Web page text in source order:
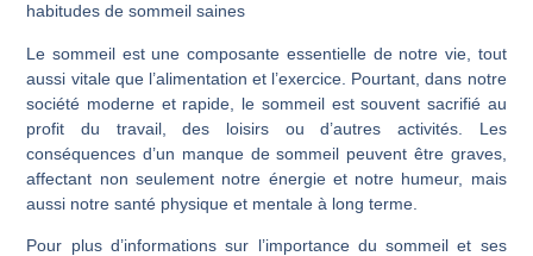
habitudes de sommeil saines
Le sommeil est une composante essentielle de notre vie, tout
aussi vitale que l’alimentation et l’exercice. Pourtant, dans notre
société moderne et rapide, le sommeil est souvent sacrifié au
profit du travail, des loisirs ou d’autres activités. Les
conséquences d’un manque de sommeil peuvent être graves,
affectant non seulement notre énergie et notre humeur, mais
aussi notre santé physique et mentale à long terme.
Pour plus d’informations sur l’importance du sommeil et ses